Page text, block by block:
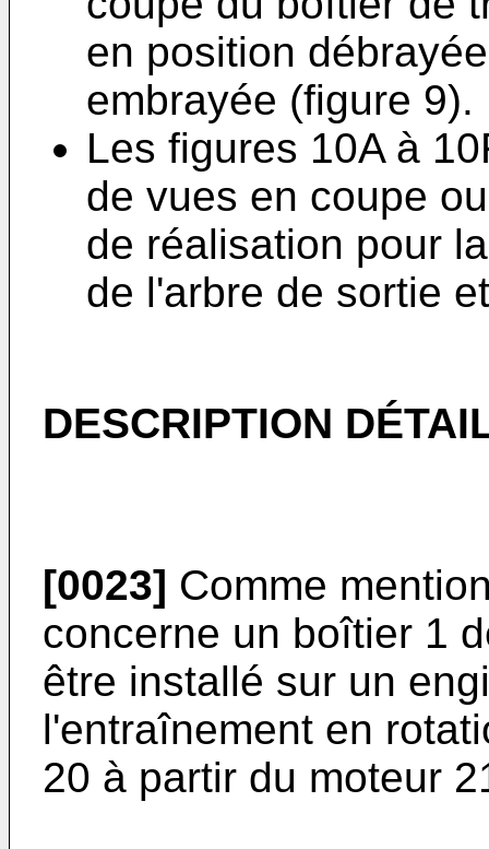
en position
embrayée (figure 9).
Les figures 10A à
de vues en coupe
de réalisation pour
de l'arbre de sortie
DESCRIPTION
[0023] Comme
concerne un boîtier 1
être installé sur un
l'entraînement en
20 à partir du moteur